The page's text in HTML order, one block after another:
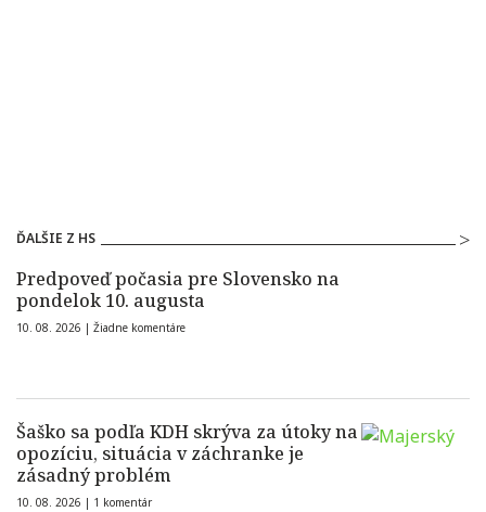
ĎALŠIE Z HS
Predpoveď počasia pre Slovensko na
pondelok 10. augusta
10. 08. 2026 | Žiadne komentáre
Šaško sa podľa KDH skrýva za útoky na
opozíciu, situácia v záchranke je
zásadný problém
10. 08. 2026 | 1 komentár